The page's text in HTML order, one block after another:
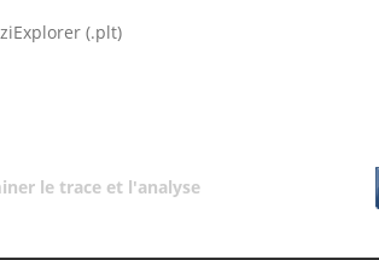
(.plt)
le trace et l'analyse